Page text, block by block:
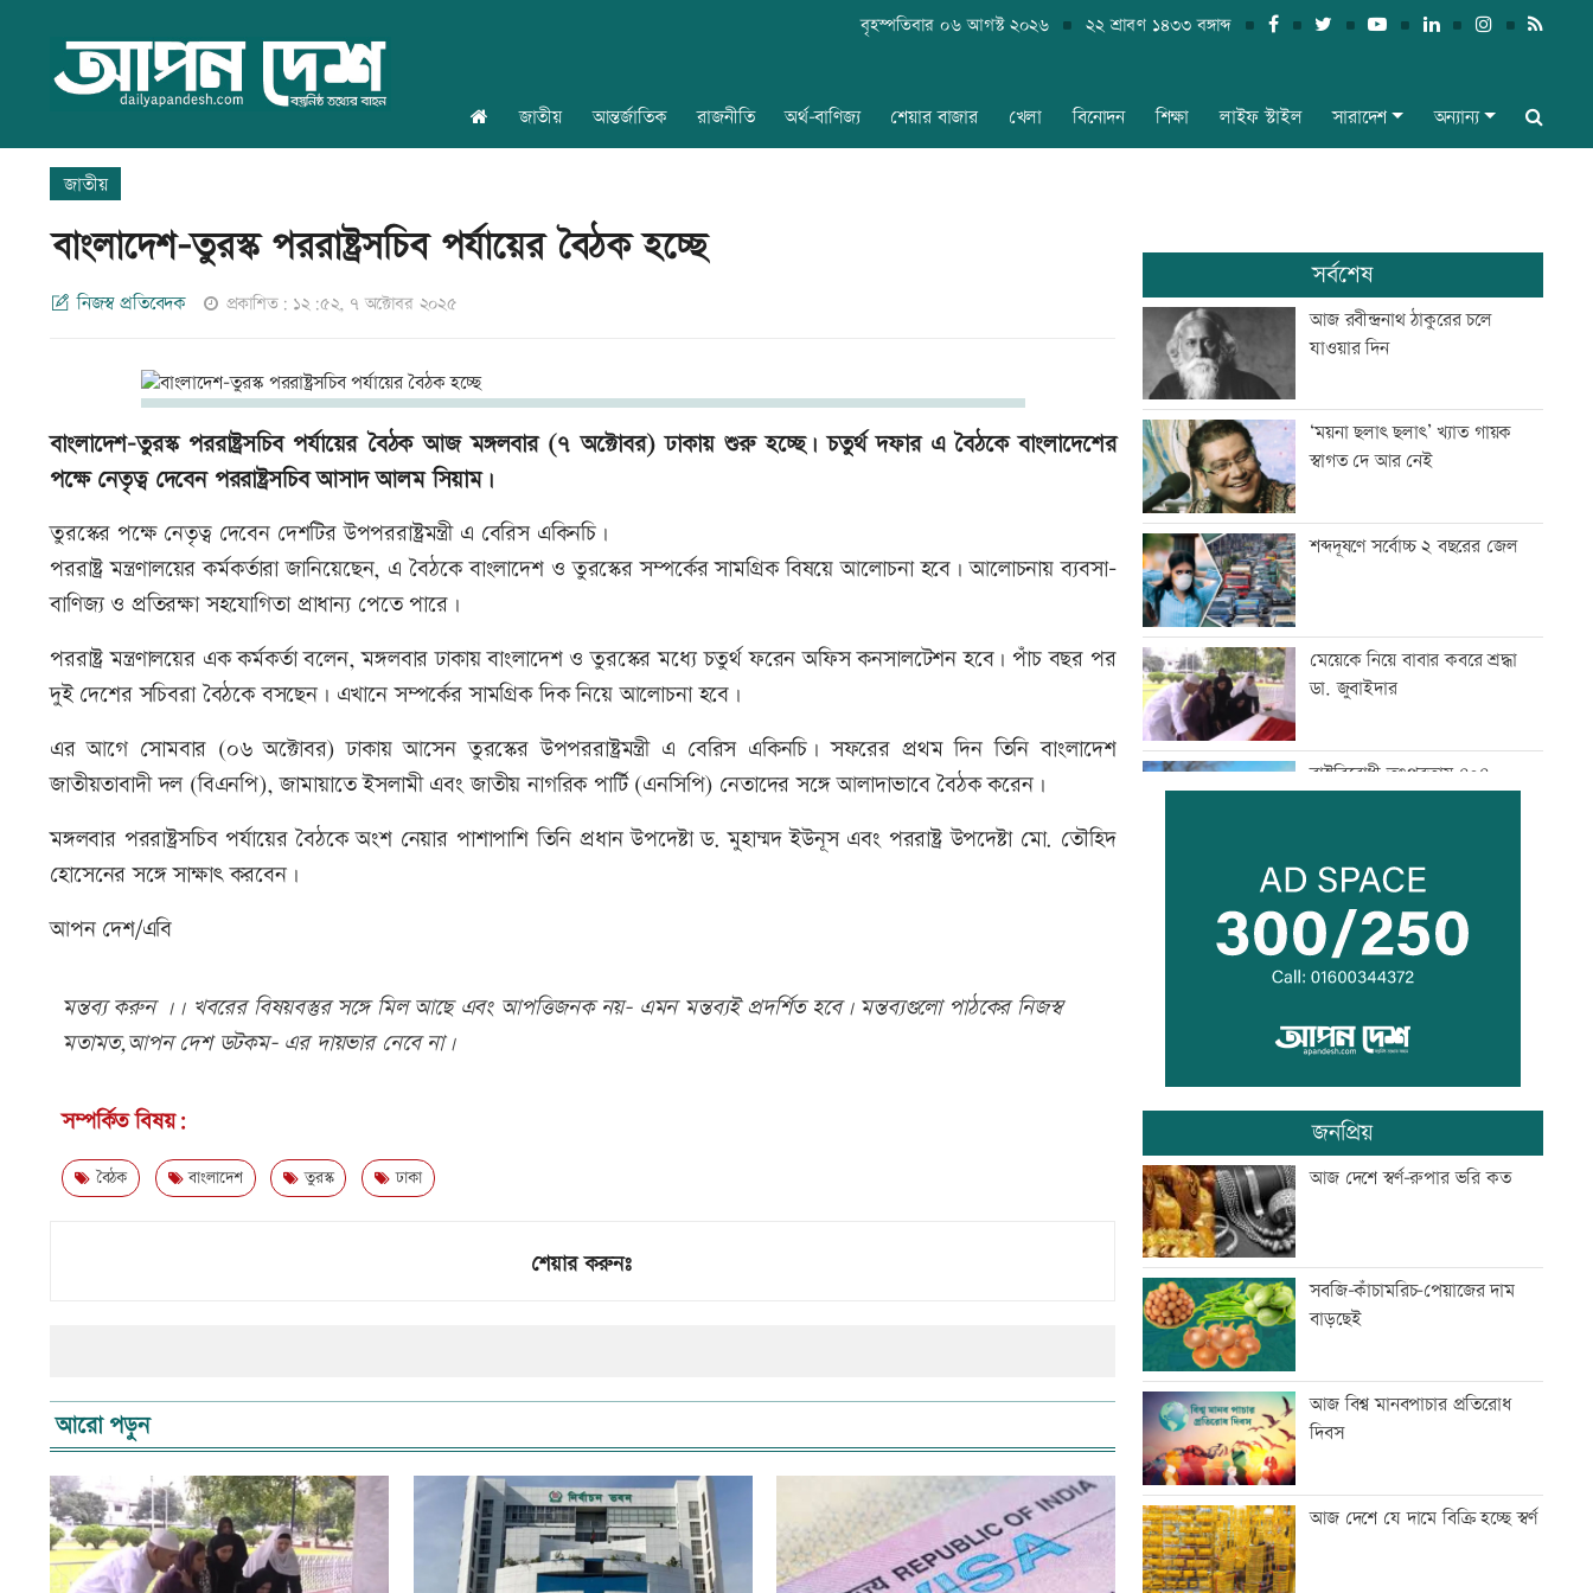
বৃহস্পতিবার ০৬ আগস্ট ২০২৬ ২২ শ্রাবণ ১৪৩৩ বঙ্গাব্দ
জাতীয় আন্তর্জাতিক রাজনীতি অর্থ-বাণিজ্য শেয়ার বাজার খেলা বিনোদন শিক্ষা লাইফ স্টাইল সারাদেশ অন্যান্য
জাতীয়
বাংলাদেশ-তুরস্ক পররাষ্ট্রসচিব পর্যায়ের বৈঠক হচ্ছে
নিজস্ব প্রতিবেদক প্রকাশিত: ১২:৫২, ৭ অক্টোবর ২০২৫
বাংলাদেশ-তুরস্ক পররাষ্ট্রসচিব পর্যায়ের বৈঠক আজ মঙ্গলবার (৭ অক্টোবর) ঢাকায় শুরু হচ্ছে। চতুর্থ দফার এ বৈঠকে বাংলাদেশের
পক্ষে নেতৃত্ব দেবেন পররাষ্ট্রসচিব আসাদ আলম সিয়াম।
তুরস্কের পক্ষে নেতৃত্ব দেবেন দেশটির উপপররাষ্ট্রমন্ত্রী এ বেরিস একিনচি।
পররাষ্ট্র মন্ত্রণালয়ের কর্মকর্তারা জানিয়েছেন, এ বৈঠকে বাংলাদেশ ও তুরস্কের সম্পর্কের সামগ্রিক বিষয়ে আলোচনা হবে। আলোচনায় ব্যবসা-
বাণিজ্য ও প্রতিরক্ষা সহযোগিতা প্রাধান্য পেতে পারে।
পররাষ্ট্র মন্ত্রণালয়ের এক কর্মকর্তা বলেন, মঙ্গলবার ঢাকায় বাংলাদেশ ও তুরস্কের মধ্যে চতুর্থ ফরেন অফিস কনসালটেশন হবে। পাঁচ বছর পর
দুই দেশের সচিবরা বৈঠকে বসছেন। এখানে সম্পর্কের সামগ্রিক দিক নিয়ে আলোচনা হবে।
এর আগে সোমবার (০৬ অক্টোবর) ঢাকায় আসেন তুরস্কের উপপররাষ্ট্রমন্ত্রী এ বেরিস একিনচি। সফরের প্রথম দিন তিনি বাংলাদেশ
জাতীয়তাবাদী দল (বিএনপি), জামায়াতে ইসলামী এবং জাতীয় নাগরিক পার্টি (এনসিপি) নেতাদের সঙ্গে আলাদাভাবে বৈঠক করেন।
মঙ্গলবার পররাষ্ট্রসচিব পর্যায়ের বৈঠকে অংশ নেয়ার পাশাপাশি তিনি প্রধান উপদেষ্টা ড. মুহাম্মদ ইউনূস এবং পররাষ্ট্র উপদেষ্টা মো. তৌহিদ
হোসেনের সঙ্গে সাক্ষাৎ করবেন।
আপন দেশ/এবি
মন্তব্য করুন ।। খবরের বিষয়বস্তুর সঙ্গে মিল আছে এবং আপত্তিজনক নয়- এমন মন্তব্যই প্রদর্শিত হবে। মন্তব্যগুলো পাঠকের নিজস্ব
মতামত,আপন দেশ ডটকম- এর দায়ভার নেবে না।
সম্পর্কিত বিষয়:
বৈঠক বাংলাদেশ তুরস্ক ঢাকা
শেয়ার করুনঃ
আরো পড়ুন
সর্বশেষ
আজ রবীন্দ্রনাথ ঠাকুরের চলে
যাওয়ার দিন
‘ময়না ছলাৎ ছলাৎ’ খ্যাত গায়ক
স্বাগত দে আর নেই
শব্দদূষণে সর্বোচ্চ ২ বছরের জেল
মেয়েকে নিয়ে বাবার কবরে শ্রদ্ধা
ডা. জুবাইদার
রাষ্ট্রবিরোধী তৎপরতায় ৪০৪
২৩তম রাষ্ট্রপতি নির্বাচন ২০ আগস্ট:
ইসি
হাইকমিশনের সতর্কবার্তা
জুলাইয়ে সড়কে ঝরেছে ৪১৬ প্রাণ
জনপ্রিয়
আজ দেশে স্বর্ণ-রুপার ভরি কত
সবজি-কাঁচামরিচ-পেয়াজের দাম
বাড়ছেই
আজ বিশ্ব মানবপাচার প্রতিরোধ
দিবস
আজ দেশে যে দামে বিক্রি হচ্ছে স্বর্ণ